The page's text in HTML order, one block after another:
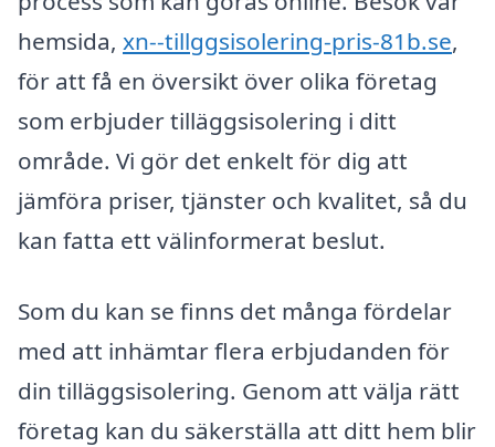
hemsida, xn--tillggsisolering-pris-81b.se,
för att få en översikt över olika företag
som erbjuder tilläggsisolering i ditt
område. Vi gör det enkelt för dig att
jämföra priser, tjänster och kvalitet, så du
kan fatta ett välinformerat beslut.
Som du kan se finns det många fördelar
med att inhämtar flera erbjudanden för
din tilläggsisolering. Genom att välja rätt
företag kan du säkerställa att ditt hem blir